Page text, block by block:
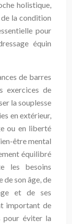
holistique,
la condition
pour
équin
de barres
exercices de
la souplesse
en extérieur,
ou en liberté
être mental
équilibré
les besoins
de son âge, de
et de ses
important de
pour éviter la